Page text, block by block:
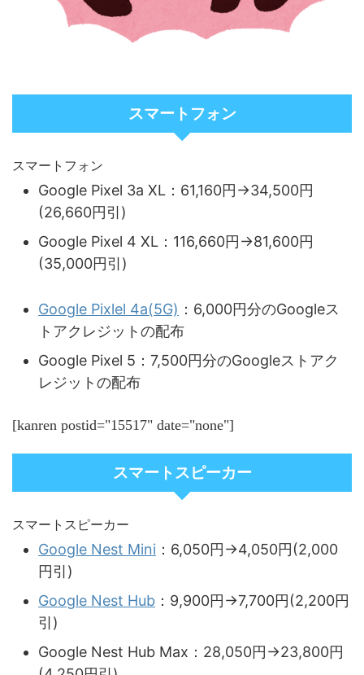
スマートフォン
スマートフォン
Google Pixel 3a XL：61,160円→34,500円
(26,660円引)
Google Pixel 4 XL：116,660円→81,600円
(35,000円引)
Google Pixlel 4a(5G) ：6,000円分のGoogleス
トアクレジットの配布
Google Pixel 5：7,500円分のGoogleストアク
レジットの配布
[kanren postid="15517" date="none"]
スマートスピーカー
スマートスピーカー
Google Nest Mini ：6,050円→4,050円(2,000
円引)
Google Nest Hub ：9,900円→7,700円(2,200円
引)
Google Nest Hub Max：28,050円→23,800円